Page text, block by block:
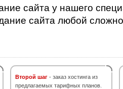
сайта у нашего
сайта любой
Второй шаг - заказ хостинга из
предлагаемых тарифных планов.